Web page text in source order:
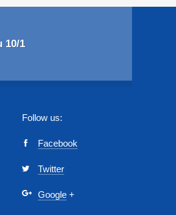
10/1
Follow us:
Facebook
Twitter
Google +